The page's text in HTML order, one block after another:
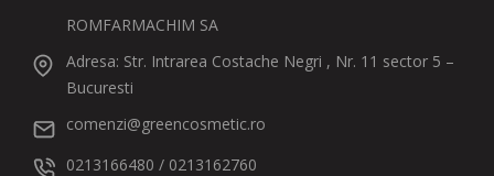
ROMFARMACHIM SA
Adresa: Str. Intrarea Costache Negri , Nr. 11 sector 5 –
Bucuresti
comenzi@greencosmetic.ro
0213166480 / 0213162760